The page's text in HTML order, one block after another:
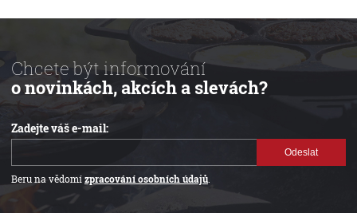
Chcete být informování
o novinkách, akcích a slevách?
Zadejte váš e-mail:
Odeslat
Beru na vědomízpracování osobních údajů.